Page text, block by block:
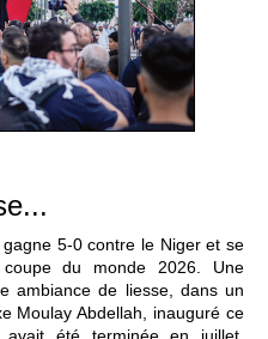
5-0 contre le Niger et se
du monde 2026. Une
ambiance de liesse, dans un
Moulay Abdellah, inauguré ce
été terminée en juillet,